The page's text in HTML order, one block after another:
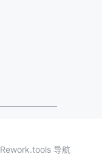
Rework.tools 导航